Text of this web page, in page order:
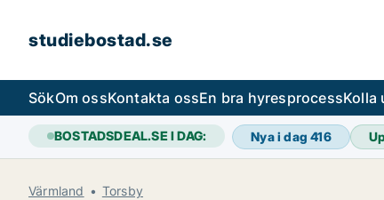
studiebostad.se
SökOm ossKontakta ossEn bra hyresprocessKolla
BOSTADSDEAL.SE I DAG: Nya i dag416
Värmland Torsby